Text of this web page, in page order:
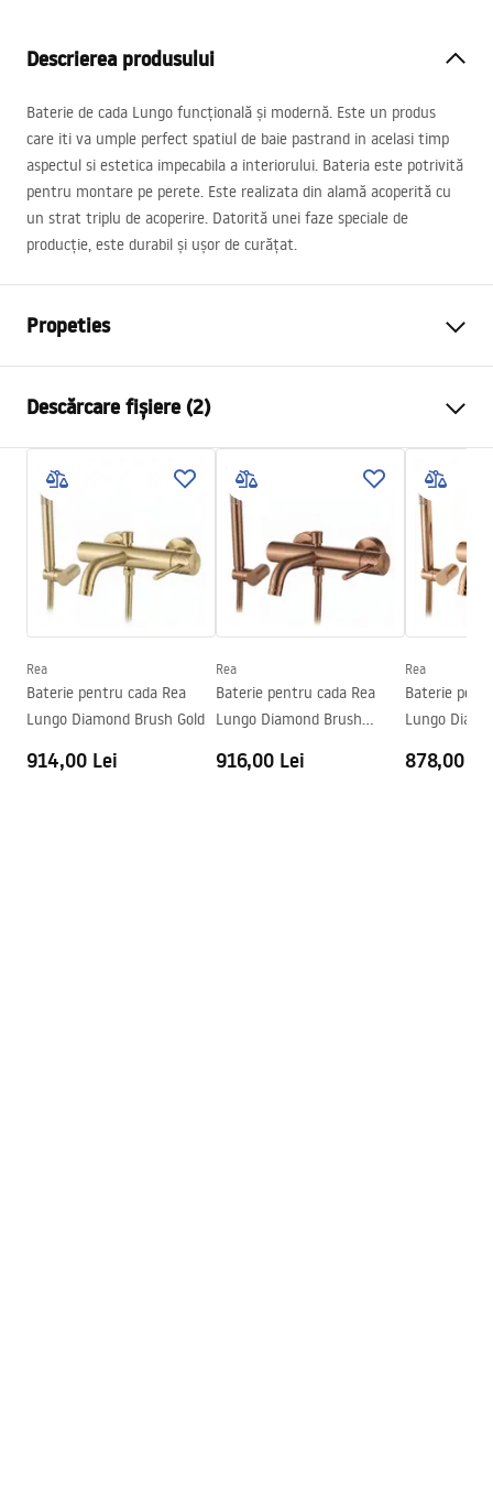
Descrierea produsului
Baterie de cada Lungo funcțională și modernă. Este un produs
care iti va umple perfect spatiul de baie pastrand in acelasi timp
aspectul si estetica impecabila a interiorului. Bateria este potrivită
pentru montare pe perete. Este realizata din alamă acoperită cu
un strat triplu de acoperire. Datorită unei faze speciale de
producție, este durabil și ușor de curățat.
Propeties
Metodă de montaj
Culoare
Auriu periat
Tip de gura de scurgere
Fixă
Material
Lungimea gurii
190mm
Inalime
45mm
Tehnologia de acoperire
Diametru pentru conectare
Distanța dintre racorduri
150mm
Descărcare fișiere (2)
Instrucțiuni de asamblare
Condiții de garanție
Warranty_Terms_and_Conditions_Faucets_-_5.pdf
Rea
Baterie pentru cada Rea
Lungo Diamond Brush Gold
914,00 Lei
Rea
Baterie pentru cada Rea
Lungo Diamond Brush
916,00 Lei
Rea
Baterie
Lungo
878,00